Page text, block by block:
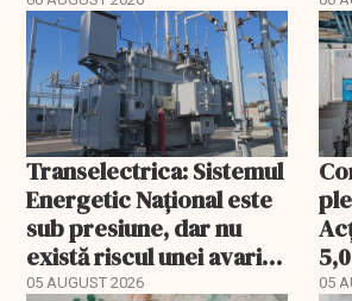
Transelectrica: Sistemul
Energetic Național este
sub presiune, dar nu
există riscul unei avarii
majore
05 AUGUST 2026 05